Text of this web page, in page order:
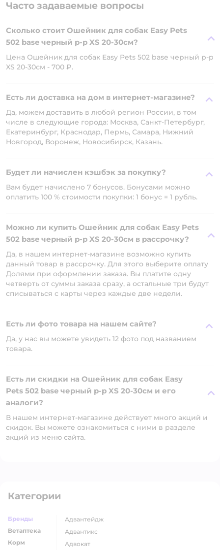
Часто задаваемые вопросы
Сколько стоит Ошейник для собак Easy Pets
502 base черный р-р XS 20-30см?
Цена Ошейник для собак Easy Pets 502 base черный р-р
XS 20-30см - 700 ₽.
Есть ли доставка на дом в интернет-магазине?
Да, можем доставить в любой регион России, в том
числе в следующие города: Москва, Санкт-Петербург,
Екатеринбург, Краснодар, Пермь, Самара, Нижний
Новгород, Воронеж, Новосибирск, Казань.
Будет ли начислен кэшбэк за покупку?
Вам будет начислено 7 бонусов. Бонусами можно
оплатить 100 % стоимости покупки: 1 бонус = 1 рубль.
Можно ли купить Ошейник для собак Easy Pets
502 base черный р-р XS 20-30см в рассрочку?
Да, в нашем интернет-магазине возможно купить
данный товар в рассрочку. Для этого выберите оплату
Долями при оформлении заказа. Вы платите одну
четверть от суммы заказа сразу, а остальные три будут
списываться с карты через каждые две недели.
Есть ли фото товара на нашем сайте?
Да, у нас вы можете увидеть 12 фото под названием
товара.
Есть ли скидки на Ошейник для собак Easy
Pets 502 base черный р-р XS 20-30см и его
аналоги?
В нашем интернет-магазине действует много акций и
скидок. Вы можете ознакомиться с ними в разделе
акций из меню сайта.
Категории
Бренды
Ветаптека
Корм
адвантейдж
адвантикс
адвокат